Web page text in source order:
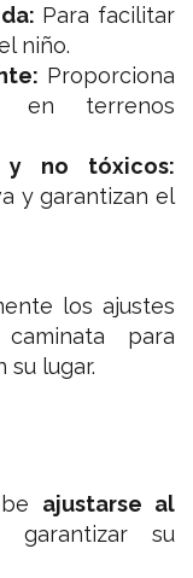
Para facilitar
niño.
Proporciona
en terrenos
y no tóxicos:
y garantizan el
los ajustes
para
su lugar.
ajustarse al
su